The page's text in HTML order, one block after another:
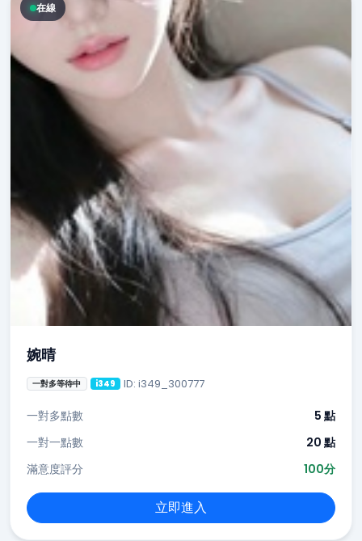
在線
婉晴
一對多等待中 i349 ID: i349_300777
一對多點數
5 點
一對一點數
20 點
滿意度評分
100分
立即進入